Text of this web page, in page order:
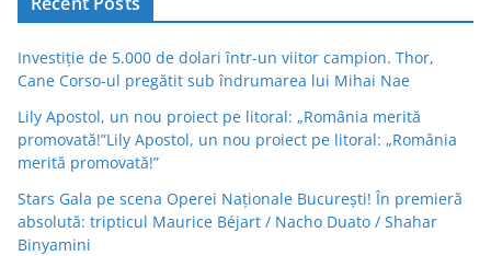
Investiție de 5.000 de dolari într-un viitor campion. Thor,
Cane Corso-ul pregătit sub îndrumarea lui Mihai Nae
Lily Apostol, un nou proiect pe litoral: „România merită
promovată!”Lily Apostol, un nou proiect pe litoral: „România
merită promovată!”
Stars Gala pe scena Operei Naționale București! În premieră
absolută: tripticul Maurice Béjart / Nacho Duato / Shahar
Binyamini